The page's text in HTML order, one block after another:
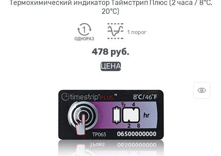
Термохимический индикатор Таймстрип Плюс (2 часа / 8°C,
20°C)
1 порог
478 руб.
ЦЕНА